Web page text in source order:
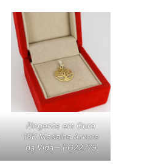
Pingente em Ouro
18K Medalha Arvore
da Vida – PG22779